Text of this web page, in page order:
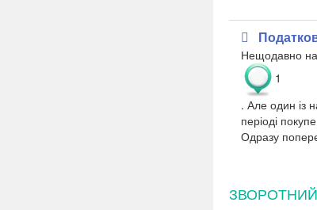
Нещодавно на
1
. Але один із
періоді
Одразу